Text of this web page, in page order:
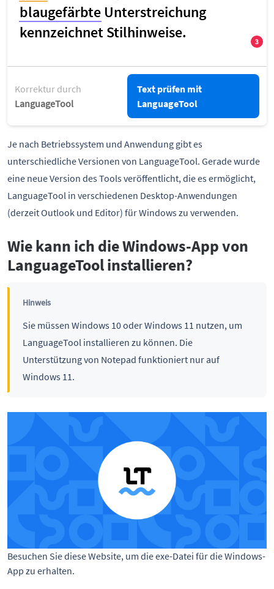
Korrektur durch
LanguageTool
Text prüfen mit
LanguageTool
Je nach Betriebssystem und Anwendung gibt es
unterschiedliche Versionen von LanguageTool. Gerade wurde
eine neue Version des Tools veröffentlicht, die es ermöglicht,
LanguageTool in verschiedenen Desktop-Anwendungen
(derzeit Outlook und Editor) für Windows zu verwenden.
Wie kann ich die Windows-App von
LanguageTool installieren?
Hinweis
Sie müssen Windows 10 oder Windows 11 nutzen, um
LanguageTool installieren zu können. Die
Unterstützung von Notepad funktioniert nur auf
Windows 11.
Besuchen Sie diese Website, um die exe-Datei für die Windows-
App zu erhalten.